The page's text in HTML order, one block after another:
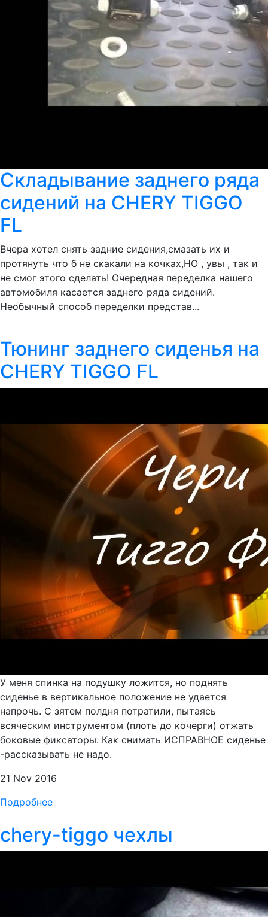
Складывание заднего ряда
сидений на CHERY TIGGO
FL
Вчера хотел снять задние сидения,смазать их и
протянуть что б не скакали на кочках,НО , увы , так и
не смог этого сделать! Очередная переделка нашего
автомобиля касается заднего ряда сидений.
Необычный способ переделки представ...
Тюнинг заднего сиденья на
CHERY TIGGO FL
У меня спинка на подушку ложится, но поднять
сиденье в вертикальное положение не удается
напрочь. С зятем полдня потратили, пытаясь
всяческим инструментом (плоть до кочерги) отжать
боковые фиксаторы. Как снимать ИСПРАВНОЕ сиденье
-рассказывать не надо.
21 Nov 2016
Подробнее
chery-tiggo чехлы